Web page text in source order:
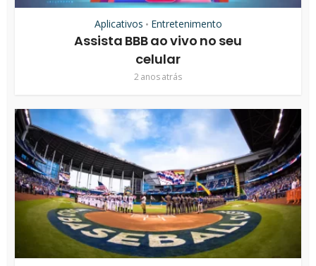
Aplicativos • Entretenimento
Assista BBB ao vivo no seu
celular
2 anos atrás